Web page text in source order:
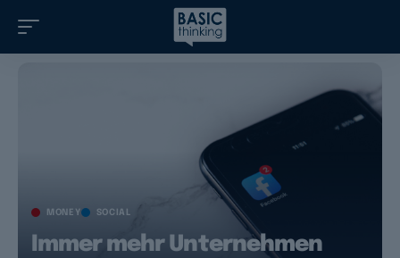
MONEY SOCIAL
Immer mehr Unternehmen